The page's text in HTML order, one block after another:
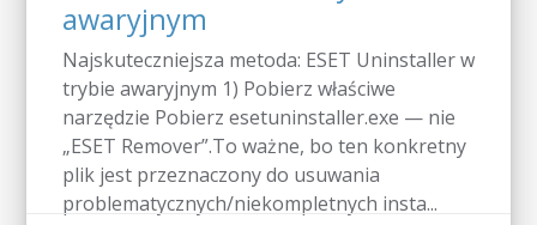
awaryjnym
Najskuteczniejsza metoda: ESET Uninstaller w
trybie awaryjnym 1) Pobierz właściwe
narzędzie Pobierz esetuninstaller.exe — nie
„ESET Remover”.To ważne, bo ten konkretny
plik jest przeznaczony do usuwania
problematycznych/niekompletnych insta...